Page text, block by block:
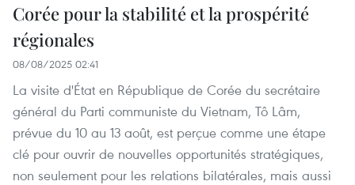
Corée pour la stabilité et la prospérité
régionales
08/08/2025 02:41
La visite d'État en République de Corée du secrétaire
général du Parti communiste du Vietnam, Tô Lâm,
prévue du 10 au 13 août, est perçue comme une étape
clé pour ouvrir de nouvelles opportunités stratégiques,
non seulement pour les relations bilatérales, mais aussi